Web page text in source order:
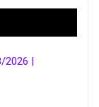
2026 |